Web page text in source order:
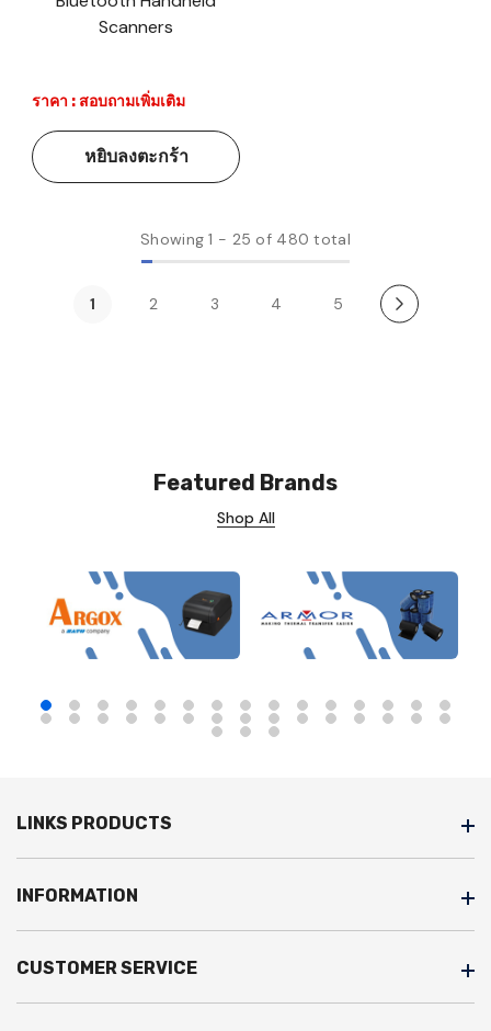
Scanners
ราคา : สอบถามเพิ่มเติม
หยิบลงตะกร้า
Showing 1 - 25 of 480 total
1 2 3 4 5
Featured Brands
Shop All
LINKS PRODUCTS
INFORMATION
CUSTOMER SERVICE